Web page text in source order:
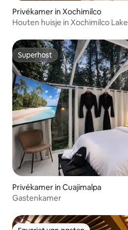
Privékamer in Xochimilco
Houten huisje in Xochimilco Lake
Superhost
Superhost
Privékamer in Cuajimalpa
Gastenkamer